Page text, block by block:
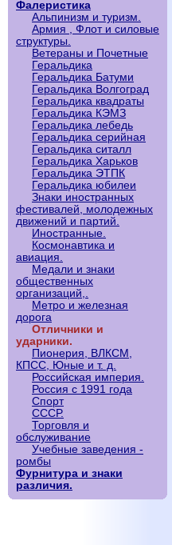
Фалеристика
Альпинизм и туризм.
Армия , Флот и силовые
структуры.
Ветераны и Почетные
Геральдика
Геральдика Батуми
Геральдика Волгоград
Геральдика квадраты
Геральдика КЭМЗ
Геральдика лебедь
Геральдика серийная
Геральдика ситалл
Геральдика Харьков
Геральдика ЭТПК
Геральдика юбилеи
Знаки иностранных
фестивалей, молодежных
движений и партий.
Иностранные.
Космонавтика и
авиация.
Медали и знаки
общественных
организаций,.
Метро и железная
дорога
Отличники и
ударники.
Пионерия, ВЛКСМ,
КПСС, Юные и т. д.
Российская империя.
Россия с 1991 года
Спорт
СССР.
Торговля и
обслуживание
Учебные заведения -
ромбы
Фурнитура и знаки
различия.